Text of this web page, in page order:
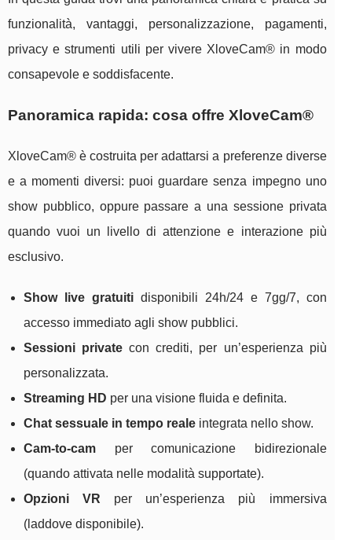
funzionalità, vantaggi, personalizzazione, pagamenti,
privacy e strumenti utili per vivere XloveCam® in modo
consapevole e soddisfacente.
Panoramica rapida: cosa offre XloveCam®
XloveCam® è costruita per adattarsi a preferenze diverse
e a momenti diversi: puoi guardare senza impegno uno
show pubblico, oppure passare a una sessione privata
quando vuoi un livello di attenzione e interazione più
esclusivo.
Show live gratuitidisponibili 24h/24 e 7gg/7, con
accesso immediato agli show pubblici.
Sessioni private con crediti, per un’esperienza più
personalizzata.
Streaming HD per una visione fluida e definita.
Chat sessuale in tempo reale integrata nello show.
Cam-to-cam per comunicazione bidirezionale
(quando attivata nelle modalità supportate).
Opzioni VR per un’esperienza più immersiva
(laddove disponibile).